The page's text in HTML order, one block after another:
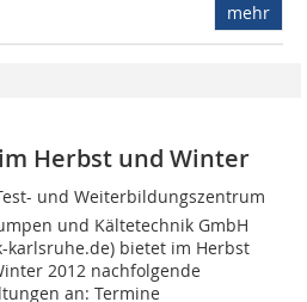
mehr
Herbst und Winter
und Weiterbildungszentrum
und Kältetechnik GmbH
karlsruhe.de) bietet im Herbst
2012 nachfolgende
an: Termine